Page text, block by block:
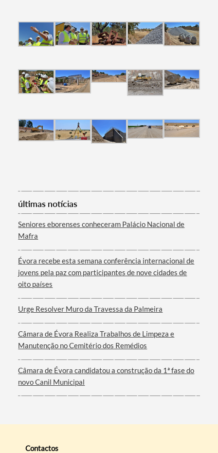
últimas notícias
Seniores eborenses conheceram Palácio Nacional de
Mafra
Évora recebe esta semana conferência internacional de
jovens pela paz com participantes de nove cidades de
oito países
Urge Resolver Muro da Travessa da Palmeira
Câmara de Évora Realiza Trabalhos de Limpeza e
Manutenção no Cemitério dos Remédios
Câmara de Évora candidatou a construção da 1ª fase do
novo Canil Municipal
Contactos